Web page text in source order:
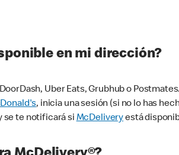
en mi dirección?
Uber Eats, Grubhub o
, inicia una sesión (si no lo has
se te notificará si McDeliveryestá